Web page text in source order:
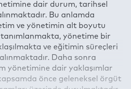
Linkedin
Whatsapp
Telegram
E-mail
dair durum, tarihsel
Bu anlamda
ve yönetimin alt boyutu
yönetime bir
ve eğitimin süreçleri
Daha sonra
yönetimine dair yaklaşımlar
önce geleneksel örgüt